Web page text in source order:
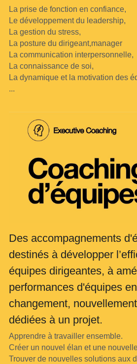
La prise de fonction en confiance,
Le développement du leadership,
La gestion du stress,
La posture du dirigeant,manager
La communication interpersonnelle,
La connaissance de soi,
La dynamique et la motivation des
...
Des accompagnements
destinés à développer
équipes dirigeantes, à
performances d'équipes
changement,
dédiées à un projet.
Apprendre à travailler ensemble.
Créer un nouvel élan et une
Trouver de nouvelles solutions aux